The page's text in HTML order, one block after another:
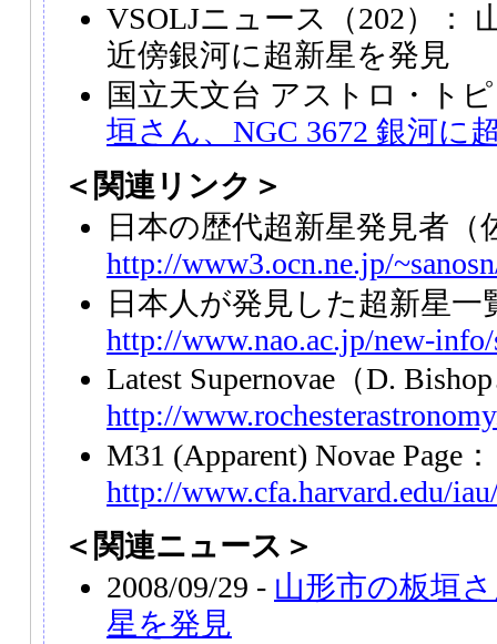
VSOLJニュース（202）：
近傍銀河に超新星を発見
国立天文台 アストロ・ト
垣さん、NGC 3672 銀河に
＜関連リンク＞
日本の歴代超新星発見者（
http://www3.ocn.ne.jp/
日本人が発見した超新星一
http://www.nao.ac.jp/new-
Latest Supernovae（D.
http://
M31 (Apparent) Novae Page：
http://www.cfa.harvard.edu/
＜関連ニュース＞
2008/09/29 - 山形市の板垣
星を発見